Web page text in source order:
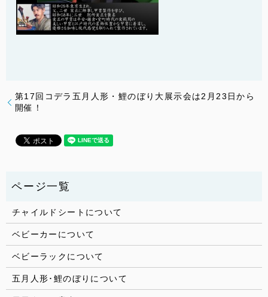
第17回コデラ五月人形・鯉のぼり大展示会は2月23日から
開催！
チャイルドシートについて
ベビーカーについて
ベビーラックについて
五月人形･鯉のぼりについて